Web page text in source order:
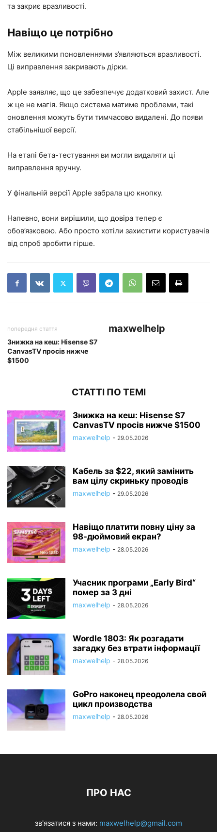
та закриє вразливості.
Навіщо це потрібно
Між великими поновленнями з’являються вразливості.
Ці виправлення закривають дірки.
Apple заявляє, що це забезпечує додатковий захист. Але
ж це не магія. Якщо система матиме проблеми, такі
оновлення можуть бути тимчасово видалені. До появи
стабільнішої версії.
На етапі бета-тестування ви могли видаляти ці
виправлення вручну.
У фінальній версії Apple забрала цю кнопку.
Напевно, вони вирішили, що довіра тепер є
обов’язковою. Або просто хотіли захистити користувачів
від спроб зробити гірше.
попередня стаття
Знижка на кеш: Hisense S7
CanvasTV просів нижче
$1500
maxwelhelp
СТАТТІ ПО ТЕМІ
Знижка на кеш: Hisense S7
CanvasTV просів нижче $1500
maxwelhelp - 29.05.2026
Кабель за $22, який замінить
вам цілу скриньку проводів
maxwelhelp - 29.05.2026
Навіщо платити повну ціну за
98-дюймовий екран?
maxwelhelp - 28.05.2026
Учасник програми „Early Bird“
помер за 3 дні
maxwelhelp - 28.05.2026
Wordle 1803: Як розгадати
загадку без втрати інформації
maxwelhelp - 28.05.2026
GoPro наконец преодолела свой
цикл производства
maxwelhelp - 28.05.2026
ПРО НАС
зв'язатися з нами: maxwelhelp@gmail.com